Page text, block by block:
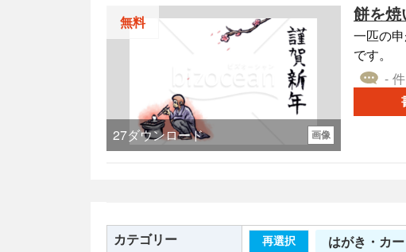
無料
27ダウンロード 画像
餅を焼
一匹の
です。
- 件
カテゴリー 再選択
はがき・カ